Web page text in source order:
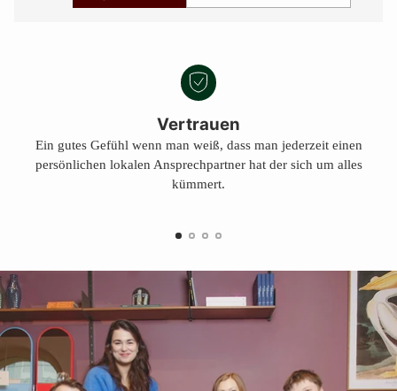
Vertrauen
Ein gutes Gefühl wenn man weiß, dass man jederzeit einen
persönlichen lokalen Ansprechpartner hat der sich um alles
kümmert.